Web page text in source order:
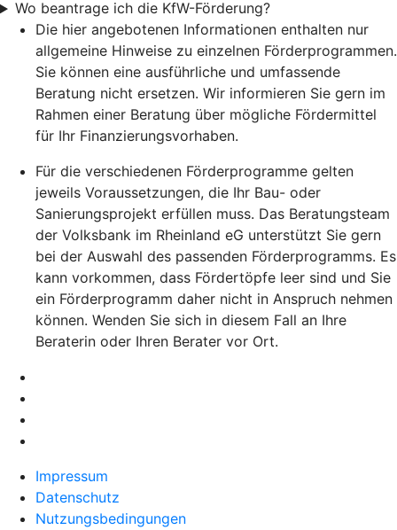
Wo beantrage ich die KfW-Förderung?
Die hier angebotenen Informationen enthalten nur
allgemeine Hinweise zu einzelnen Förderprogrammen.
Sie können eine ausführliche und umfassende
Beratung nicht ersetzen. Wir informieren Sie gern im
Rahmen einer Beratung über mögliche Fördermittel
für Ihr Finanzierungsvorhaben.
Für die verschiedenen Förderprogramme gelten
jeweils Voraussetzungen, die Ihr Bau- oder
Sanierungsprojekt erfüllen muss. Das Beratungsteam
der Volksbank im Rheinland eG unterstützt Sie gern
bei der Auswahl des passenden Förderprogramms. Es
kann vorkommen, dass Fördertöpfe leer sind und Sie
ein Förderprogramm daher nicht in Anspruch nehmen
können. Wenden Sie sich in diesem Fall an Ihre
Beraterin oder Ihren Berater vor Ort.
Impressum
Datenschutz
Nutzungsbedingungen